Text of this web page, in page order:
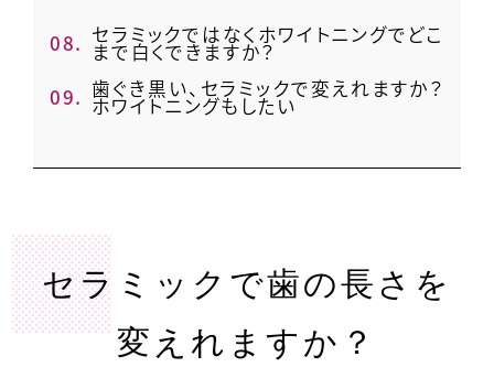
8. セラミックではなくホワイトニングでどこ
まで白くできますか？
9. 歯ぐき黒い、セラミックで変えれますか？
ホワイトニングもしたい
セラミックで歯の長さを
変えれますか？